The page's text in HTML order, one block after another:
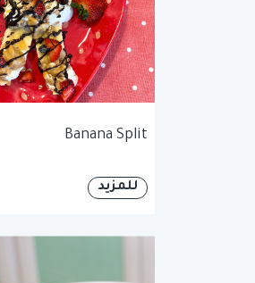
Banana Split
للمزيد